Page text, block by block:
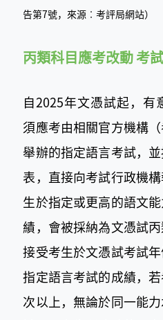
告第7號，來源︰考評局網站）
丙類科目應考改動 考
自2025年文憑試起，有
須應考由相關官方機構
舉辦的指定語言考試，
表，直接向考試行政機
生於指定或更高的語文
績，會被採納為文憑試
接受考生於文憑試考試
指定語言考試的成績，
次以上，無論於同一能